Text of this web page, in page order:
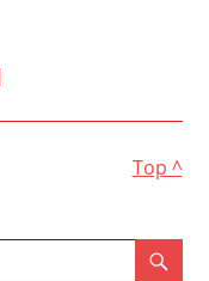
Top ^